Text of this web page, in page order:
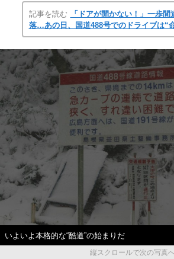
記事を読む
「ドアが開かない！」一歩
落…あの日、国道488号でのドライブは“
いよいよ本格的な“酷道”の始まりだ
縦スクロールで次の写真